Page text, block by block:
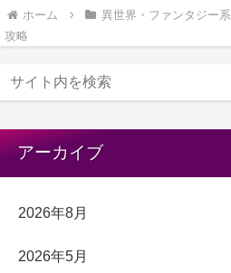
ホーム 異世界・ファンタジー系
攻略
アーカイブ
2026年8月
2026年5月